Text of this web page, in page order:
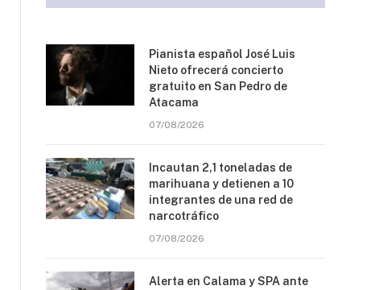
Pianista español José Luis
Nieto ofrecerá concierto
gratuito en San Pedro de
Atacama
07/08/2026
Incautan 2,1 toneladas de
marihuana y detienen a 10
integrantes de una red de
narcotráfico
07/08/2026
Alerta en Calama y SPA ante